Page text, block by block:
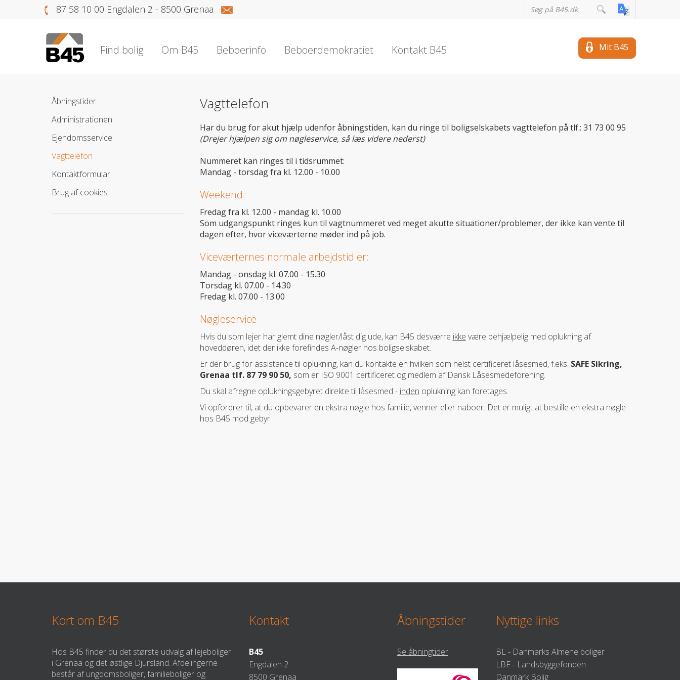
87 58 10 00 Engdalen 2 - 8500 Grenaa
Mit B45
Find bolig Om B45 Beboerinfo Beboerdemokratiet Kontakt B45
Åbningstider
Administrationen
Ejendomsservice
Vagttelefon
Kontaktformular
Brug af cookies
Vagttelefon
Har du brug for akut hjælp udenfor åbningstiden, kan du ringe til boligselskabets vagttelefon på tlf.: 31 73 00 95
(Drejer hjælpen sig om nøgleservice, så læs videre nederst)
Nummeret kan ringes til i tidsrummet:
Mandag - torsdag fra kl. 12.00 - 10.00
Weekend:
Fredag fra kl. 12.00 - mandag kl. 10.00
Som udgangspunkt ringes kun til vagtnummeret ved meget akutte situationer/problemer, der ikke kan vente til
dagen efter, hvor viceværterne møder ind på job.
Viceværternes normale arbejdstid er:
Mandag - onsdag kl. 07.00 - 15.30
Torsdag kl. 07.00 - 14.30
Fredag kl. 07.00 - 13.00
Nøgleservice
Hvis du som lejer har glemt dine nøgler/låst dig ude, kan B45 desværre ikke være behjælpelig med oplukning af
hoveddøren, idet der ikke forefindes A-nøgler hos boligselskabet.
Er der brug for assistance til oplukning, kan du kontakte en hvilken som helst certificeret låsesmed, f.eks. SAFE Sikring,
Grenaa tlf. 87 79 90 50, som er ISO 9001 certificeret og medlem af Dansk Låsesmedeforening.
Du skal afregne oplukningsgebyret direkte til låsesmed - inden oplukning kan foretages.
Vi opfordrer til, at du opbevarer en ekstra nøgle hos familie, venner eller naboer. Det er muligt at bestille en ekstra nøgle
hos B45 mod gebyr.
Kort om B45
Hos B45 finder du det største udvalg af lejeboliger
i Grenaa og det østlige Djursland. Afdelingerne
består af ungdomsboliger, familieboliger og
Kontakt
B45
Engdalen 2
8500 Grenaa
Åbningstider
Se åbningtider
Nyttige links
BL - Danmarks Almene boliger
LBF - Landsbyggefonden
Danmark Bolig